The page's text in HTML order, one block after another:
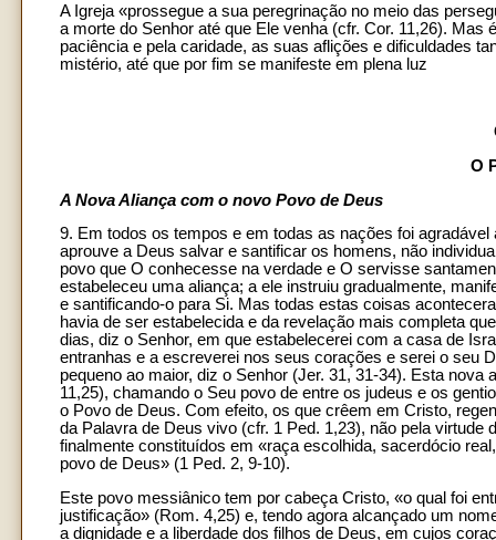
A Igreja «prossegue a sua peregrinação no meio das
a morte do Senhor até que Ele venha (cfr. Cor. 11,26).
paciência e pela caridade, as suas aflições e dificuldades
mistério, até que por fim se manifeste em plena luz
O
A Nova Aliança com o novo Povo de Deus
9. Em todos os tempos e em todas as nações foi
aprouve a Deus salvar e santificar os homens, não
povo que O conhecesse na verdade e O servisse
estabeleceu uma aliança; a ele instruiu gradualmente,
e santificando-o para Si. Mas todas estas coisas
havia de ser estabelecida e da revelação mais completa
dias, diz o Senhor, em que estabelecerei com a casa de
entranhas e a escreverei nos seus corações e serei o seu
pequeno ao maior, diz o Senhor (Jer. 31, 31-34). Esta
11,25), chamando o Seu povo de entre os judeus e os
o Povo de Deus. Com efeito, os que crêem em Cristo,
da Palavra de Deus vivo (cfr. 1 Ped. 1,23), não pela
finalmente constituídos em «raça escolhida, sacerdócio
povo de Deus» (1 Ped. 2, 9-10).
Este povo messiânico tem por cabeça Cristo, «o qual foi
justificação» (Rom. 4,25) e, tendo agora alcançado um
a dignidade e a liberdade dos filhos de Deus, em cujos